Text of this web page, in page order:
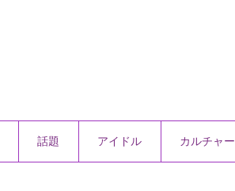
話題 アイドル カルチャー